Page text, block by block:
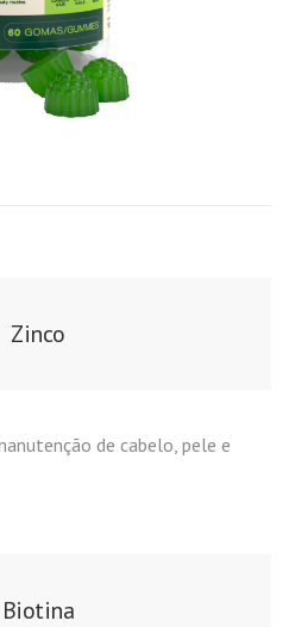
Zinco
de cabelo, pele e
Biotina